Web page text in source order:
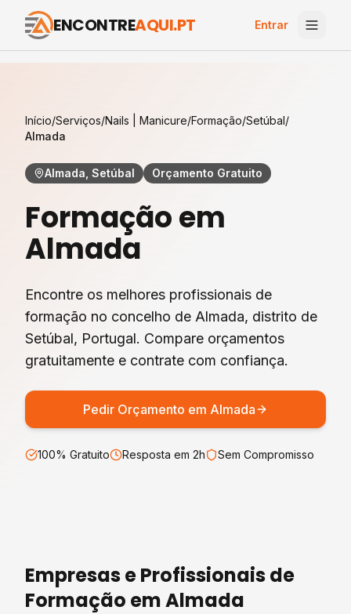
ENCONTREAQUI.PT Entrar
Início/Serviços/Nails | Manicure/Formação/Setúbal/
Almada
Almada, Setúbal Orçamento Gratuito
Formaçãoem
Almada
Encontre os melhores profissionais de
formação no concelho de Almada, distrito de
Setúbal, Portugal. Compare orçamentos
gratuitamente e contrate com confiança.
Pedir Orçamento em Almada
100% Gratuito Resposta em 2h Sem Compromisso
Empresas e Profissionais de
Formação emAlmada